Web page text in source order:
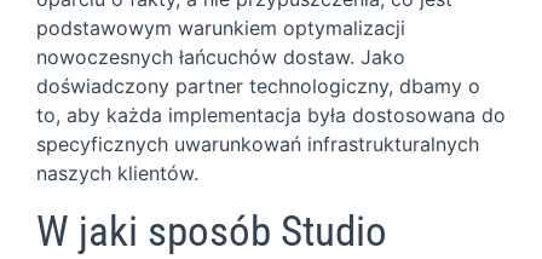
podstawowym warunkiem optymalizacji
nowoczesnych łańcuchów dostaw. Jako
doświadczony partner technologiczny, dbamy o
to, aby każda implementacja była dostosowana do
specyficznych uwarunkowań infrastrukturalnych
naszych klientów.
W jaki sposób Studio